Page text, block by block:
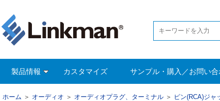
製品情報 カスタマイズ サンプル・購入／お問い
ホーム ＞ オーディオ ＞ オーディオプラグ、ターミナル ＞ ピン(RCA)ジャ